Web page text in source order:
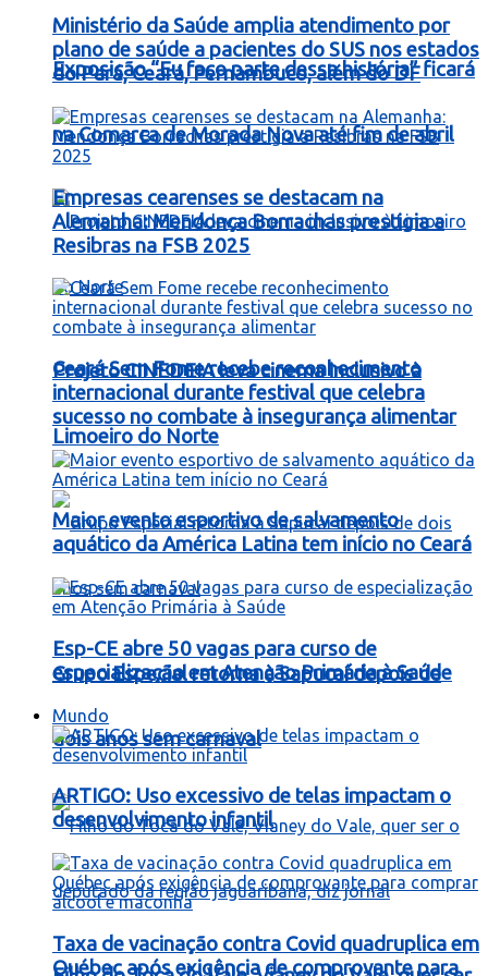
Exposição “Eu faço parte dessa história” ficará
na Comarca de Morada Nova até fim de abril
Projeto CINEDEIA leva cinema inclusivo à
Limoeiro do Norte
Grupo Especial retorna à Sapucaí depois de
dois anos sem carnaval
Ministério da Saúde amplia atendimento por
plano de saúde a pacientes do SUS nos estados
do Pará, Ceará, Pernambuco, além do DF
Empresas cearenses se destacam na
Alemanha: Mendonça Borrachas prestigia a
Resibras na FSB 2025
Ceará Sem Fome recebe reconhecimento
internacional durante festival que celebra
sucesso no combate à insegurança alimentar
Maior evento esportivo de salvamento
aquático da América Latina tem início no Ceará
Esp-CE abre 50 vagas para curso de
especialização em Atenção Primária à Saúde
Mundo
ARTIGO: Uso excessivo de telas impactam o
desenvolvimento infantil
Taxa de vacinação contra Covid quadruplica em
Québec após exigência de comprovante para